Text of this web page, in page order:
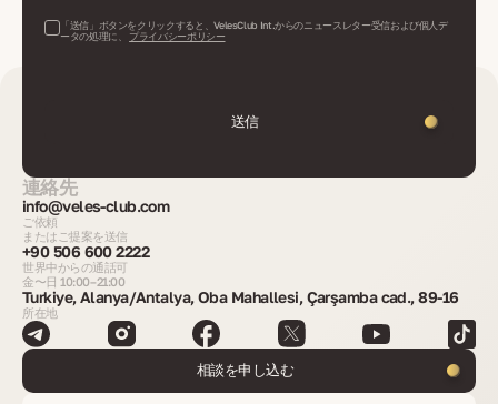
「送信」ボタンをクリックすると、VelesClub Int.からのニュースレター受信および個人デ
ータの処理に、
プライバシーポリシー
送信
連絡先
info@veles-club.com
ご依頼
またはご提案を送信
+90 506 600 2222
世界中からの通話可
金〜日 10:00–21:00
Turkiye, Alanya/Antalya, Oba Mahallesi, Çarşamba cad., 89-16
所在地
相談を申し込む